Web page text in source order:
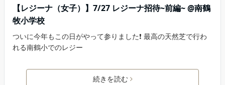
【レジーナ（女子）】7/27 レジーナ招待~前編~ @南鶴
牧小学校
ついに今年もこの日がやって参りました❗️ 最高の天然芝で行わ
れる南鶴小でのレジー
続きを読む